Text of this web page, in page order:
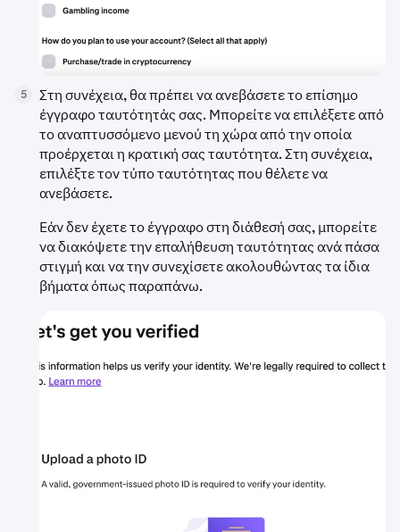
5
Στη συνέχεια, θα πρέπει να ανεβάσετε το επίσημο
έγγραφο ταυτότητάς σας. Μπορείτε να επιλέξετε από
το αναπτυσσόμενο μενού τη χώρα από την οποία
προέρχεται η κρατική σας ταυτότητα. Στη συνέχεια,
επιλέξτε τον τύπο ταυτότητας που θέλετε να
ανεβάσετε.
Εάν δεν έχετε το έγγραφο στη διάθεσή σας, μπορείτε
να διακόψετε την επαλήθευση ταυτότητας ανά πάσα
στιγμή και να την συνεχίσετε ακολουθώντας τα ίδια
βήματα όπως παραπάνω.